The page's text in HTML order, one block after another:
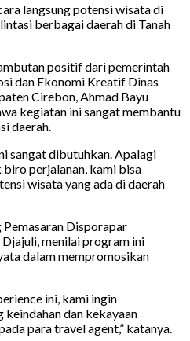
langsung potensi wisata di
berbagai daerah di Tanah
positif dari pemerintah
dan Ekonomi Kreatif Dinas
Cirebon, Ahmad Bayu
kegiatan ini sangat membantu
daerah.
sangat dibutuhkan. Apalagi
perjalanan, kami bisa
wisata yang ada di daerah
Pemasaran Disporapar
menilai program ini
dalam mempromosikan
ini, kami ingin
keindahan dan kekayaan
para travel agent,” katanya.